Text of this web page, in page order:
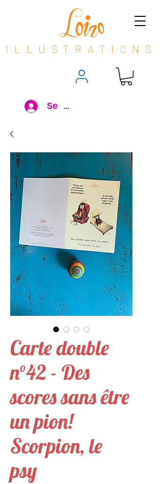
ILLUSTRATIONS
Se connecter
Carte double
n°42 - Des
scores sans être
un pion!
Scorpion, le
psy